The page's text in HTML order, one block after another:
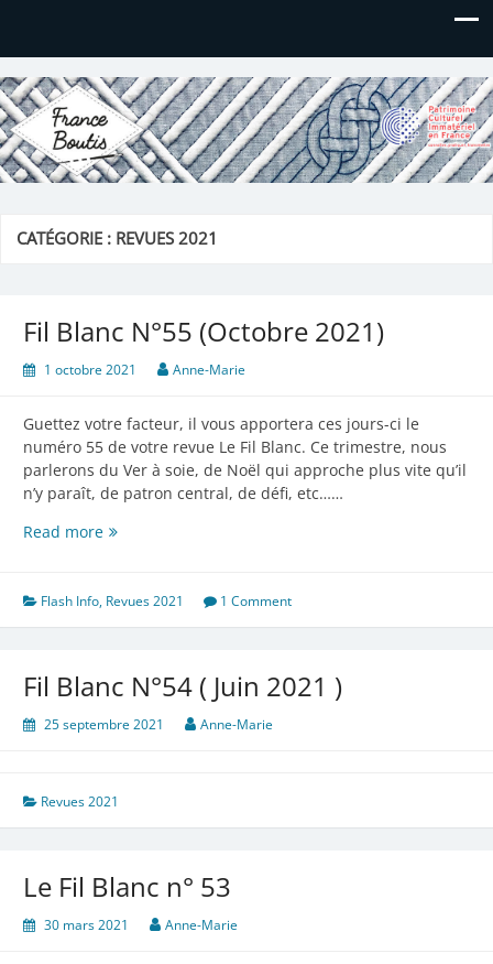
France Boutis
Le site de France Boutis
CATÉGORIE : REVUES 2021
Fil Blanc N°55 (Octobre 2021)
1 octobre 2021 Anne-Marie
Guettez votre facteur, il vous apportera ces jours-ci le
numéro 55 de votre revue Le Fil Blanc. Ce trimestre, nous
parlerons du Ver à soie, de Noël qui approche plus vite qu’il
n’y paraît, de patron central, de défi, etc……
Read moreFil
(Octobre
2021)
Flash Info, Revues 2021 1 Comment
Fil Blanc N°54 ( Juin 2021 )
25 septembre 2021 Anne-Marie
Revues 2021
Le Fil Blanc n° 53
30 mars 2021 Anne-Marie